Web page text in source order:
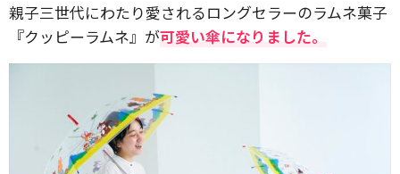
親子三世代にわたり愛されるロングセラーのラムネ菓子
『クッピーラムネ』が可愛い傘になりました。